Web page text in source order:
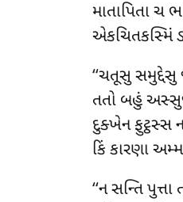
માતાપિતા ચ
એકચિતકસ્મિં
‘‘ચતૂસુ સમુદ્દેસુ
તતો બહું
દુક્ખેન ફુટ્ઠસ્સ
કિં કારણા
‘‘નસન્તિ પુત્તા